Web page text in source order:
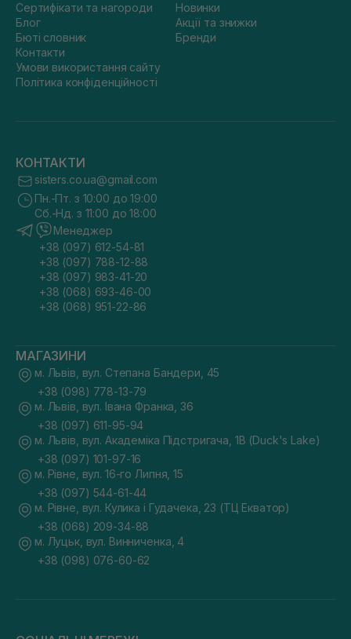
Сертифікати та нагороди
Блог
Бюті словник
Контакти
Умови використання сайту
Політика конфіденційності
Новинки
Акції та знижки
Бренди
КОНТАКТИ
sisters.co.ua@gmail.com
Пн.-Пт. з 10:00 до 19:00
Сб.-Нд. з 11:00 до 18:00
Менеджер
+38 (097) 612-54-81
+38 (097) 788-12-88
+38 (097) 983-41-20
+38 (068) 693-46-00
+38 (068) 951-22-86
МАГАЗИНИ
м. Львів, вул. Степана Бандери, 45
+38 (098) 778-13-79
м. Львів, вул. Івана Франка, 36
+38 (097) 611-95-94
м. Львів, вул. Академіка Підстригача, 1В (Duck's Lake)
+38 (097) 101-97-16
м. Рівне, вул. 16-го Липня, 15
+38 (097) 544-61-44
м. Рівне, вул. Кулика і Гудачека, 23 (ТЦ Екватор)
+38 (068) 209-34-88
м. Луцьк, вул. Винниченка, 4
+38 (098) 076-60-62